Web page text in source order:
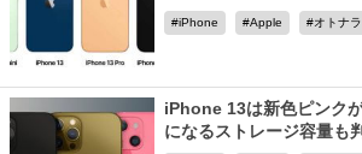
iPhone Apple オトナ
iPhone 13は新色ピンク
になるストレージ容量も